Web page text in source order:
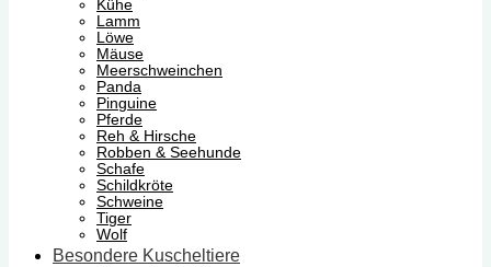
Kühe
Lamm
Löwe
Mäuse
Meerschweinchen
Panda
Pinguine
Pferde
Reh & Hirsche
Robben & Seehunde
Schafe
Schildkröte
Schweine
Tiger
Wolf
Besondere Kuscheltiere